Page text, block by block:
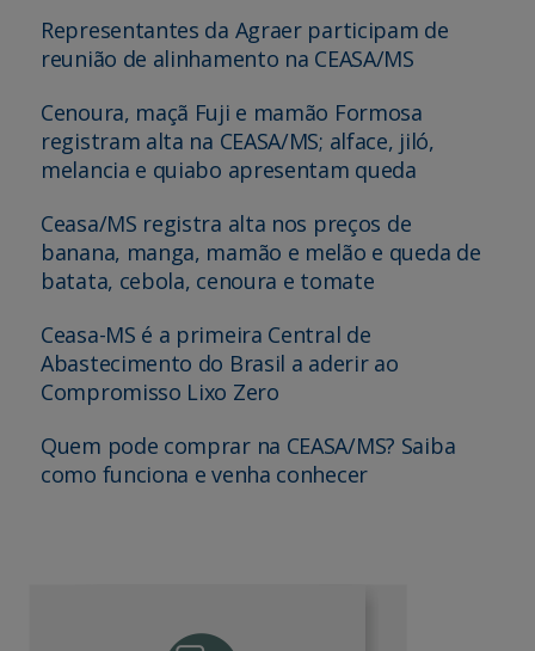
Representantes da Agraer participam de
reunião de alinhamento na CEASA/MS
Cenoura, maçã Fuji e mamão Formosa
registram alta na CEASA/MS; alface, jiló,
melancia e quiabo apresentam queda
Ceasa/MS registra alta nos preços de
banana, manga, mamão e melão e queda de
batata, cebola, cenoura e tomate
Ceasa-MS é a primeira Central de
Abastecimento do Brasil a aderir ao
Compromisso Lixo Zero
Quem pode comprar na CEASA/MS? Saiba
como funciona e venha conhecer